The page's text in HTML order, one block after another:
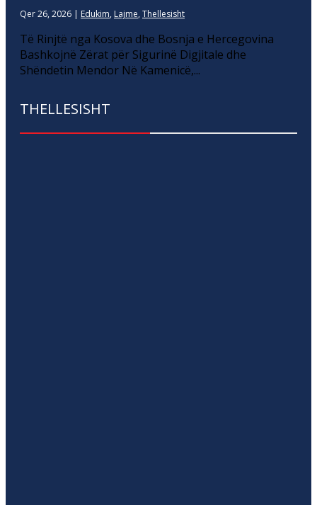
Qer 26, 2026 | Edukim, Lajme, Thellesisht
Të Rinjtë nga Kosova dhe Bosnja e Hercegovina
Bashkojnë Zërat për Sigurinë Digjitale dhe
Shëndetin Mendor Në Kamenicë,...
THELLESISHT